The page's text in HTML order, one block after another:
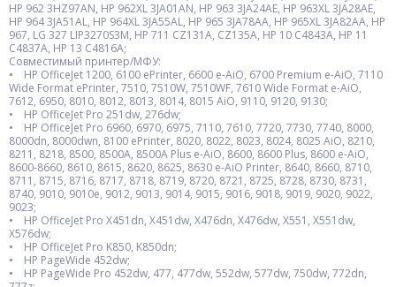
HP 962 3HZ97AN, HP 962XL 3JA01AN, HP 963 3JA24AE, HP 963XL 3JA28AE,
HP 964 3JA51AL, HP 964XL 3JA55AL, HP 965 3JA78AA, HP 965XL 3JA82AA, HP
967, LG 327 LIP3270S3M, HP 711 CZ131A, CZ135A, HP 10 C4843A, HP 11
C4837A, HP 13 C4816A;
Совместимый принтер/МФУ:
• HP OfficeJet 1200, 6100 ePrinter, 6600 e-AiO, 6700 Premium e-AiO, 7110
Wide Format ePrinter, 7510, 7510W, 7510WF, 7610 Wide Format e-AiO,
7612, 6950, 8010, 8012, 8013, 8014, 8015 AiO, 9110, 9120, 9130;
• HP OfficeJet Pro 251dw, 276dw;
• HP OfficeJet Pro 6960, 6970, 6975, 7110, 7610, 7720, 7730, 7740, 8000,
8000dn, 8000dwn, 8100 ePrinter, 8020, 8022, 8023, 8024, 8025 AiO, 8210,
8211, 8218, 8500, 8500A, 8500A Plus e-AiO, 8600, 8600 Plus, 8600 e-AiO,
8600-8660, 8610, 8615, 8620, 8625, 8630 e-AiO Printer, 8640, 8660, 8710,
8711, 8715, 8716, 8717, 8718, 8719, 8720, 8721, 8725, 8728, 8730, 8731,
8740, 9010, 9010e, 9012, 9013, 9014, 9015, 9016, 9018, 9019, 9020, 9022,
9023;
• HP OfficeJet Pro X451dn, X451dw, X476dn, X476dw, X551, X551dw,
X576dw;
• HP OfficeJet Pro K850, K850dn;
• HP PageWide 452dw;
• HP PageWide Pro 452dw, 477, 477dw, 552dw, 577dw, 750dw, 772dn,